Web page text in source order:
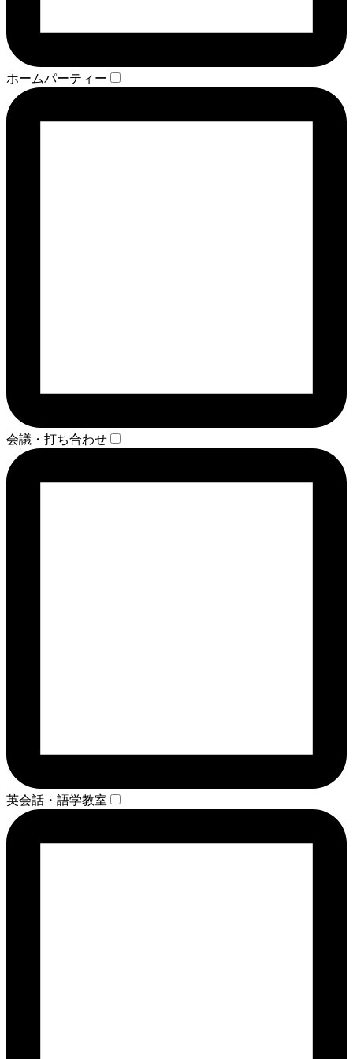
ホームパーティー
会議・打ち合わせ
英会話・語学教室